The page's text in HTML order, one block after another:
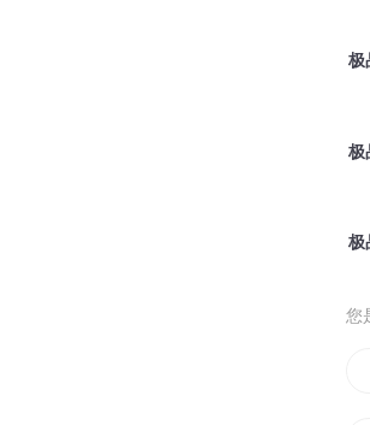
极
极
极
您